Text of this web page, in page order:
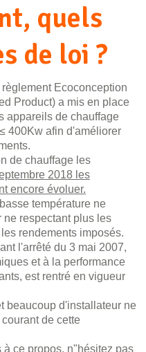
quels
de loi ?
Ecoconception
Product) a mis en place
appareils de chauffage
400Kw afin d'améliorer
de chauffage les
2018 les
encore évoluer.
température ne
ne respectant plus les
rendements imposés.
l'arrêté du 3 mai 2007,
et à la performance
est rentré en vigueur
beaucoup d'installateur ne
de cette
ce propos, n"hésitez pas